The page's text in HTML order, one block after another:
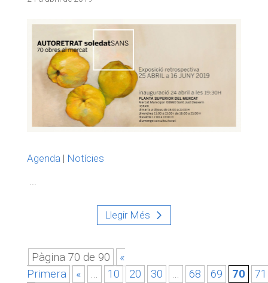
Agenda | Notícies
Llegir Més
Pàgina 70 de 90
«
Primera
« ... 10 20 30 ... 68 69 70
71